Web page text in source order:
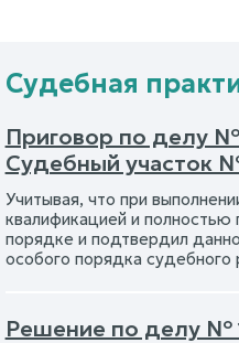
Судебная
Приговор по делу
Судебный участок
Учитывая, что при
квалификацией и
порядке и подтвердил
особого порядка судебного
Решение по делу №